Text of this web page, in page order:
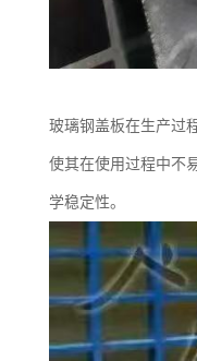
玻璃钢盖板在生产过
使其在使用过程中不
学稳定性。